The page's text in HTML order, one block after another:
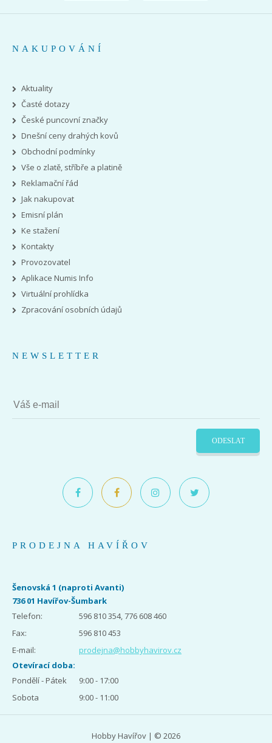
NAKUPOVÁNÍ
Aktuality
Časté dotazy
České puncovní značky
Dnešní ceny drahých kovů
Obchodní podmínky
Vše o zlatě, stříbře a platině
Reklamační řád
Jak nakupovat
Emisní plán
Ke stažení
Kontakty
Provozovatel
Aplikace Numis Info
Virtuální prohlídka
Zpracování osobních údajů
NEWSLETTER
ODESLAT
PRODEJNA HAVÍŘOV
Šenovská 1 (naproti Avanti)
736 01 Havířov-Šumbark
Telefon:
596 810 354, 776 608 460
Fax:
596 810 453
E-mail:
prodejna@hobbyhavirov.cz
Otevírací doba:
Pondělí - Pátek
9:00 - 17:00
Sobota
9:00 - 11:00
Hobby Havířov | © 2026